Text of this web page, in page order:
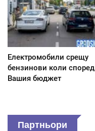
Електромобили срещу
бензинови коли според
Вашия бюджет
Партньори